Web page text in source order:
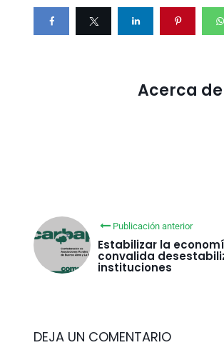
Acerca
Publicación anterior
Estabilizar la
convalida
instituciones
DEJA UN COMENTARIO